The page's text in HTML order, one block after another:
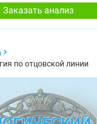
Заказать анализ
по отцовской линии